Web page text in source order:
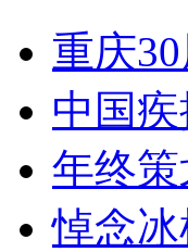
重庆
中国
年终
悼念